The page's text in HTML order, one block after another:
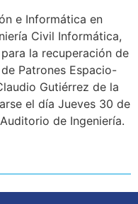
e Informática en
Civil Informática,
la recuperación de
Patrones Espacio-
Gutiérrez de la
el día Jueves 30 de
de Ingeniería.